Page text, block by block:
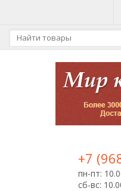
+7
пн-пт:
сб-вс: